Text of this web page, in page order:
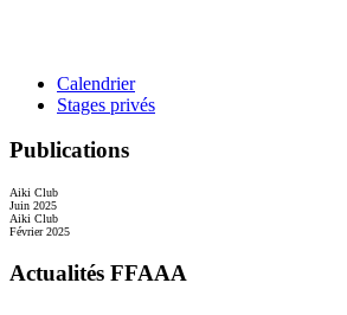
Calendrier
Stages privés
Publications
Aiki Club
Juin 2025
Aiki Club
Février 2025
Actualités FFAAA